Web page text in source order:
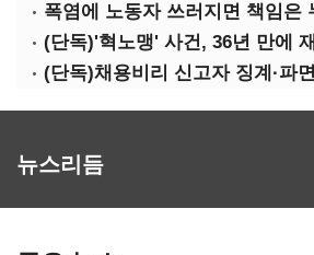
뉴스리듬